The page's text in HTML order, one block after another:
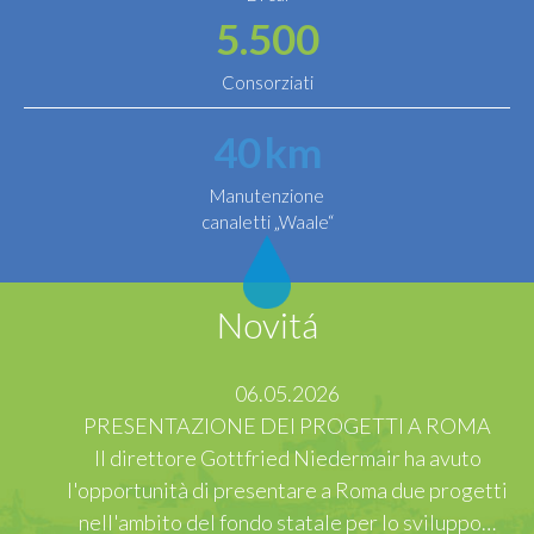
5.500
Consorziati
40km
Manutenzione
canaletti „Waale“
Novitá
06.05.2026
PRESENTAZIONE DEI PROGETTI A ROMA
Il direttore Gottfried Niedermair ha avuto
l'opportunità di presentare a Roma due progetti
nell'ambito del fondo statale per lo sviluppo…